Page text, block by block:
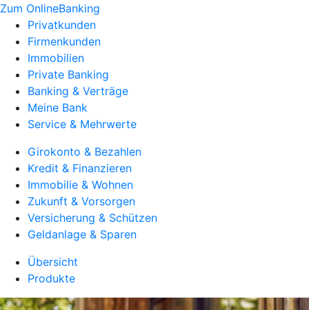
Zum OnlineBanking
Privatkunden
Firmenkunden
Immobilien
Private Banking
Banking & Verträge
Meine Bank
Service & Mehrwerte
Girokonto & Bezahlen
Kredit & Finanzieren
Immobilie & Wohnen
Zukunft & Vorsorgen
Versicherung & Schützen
Geldanlage & Sparen
Übersicht
Produkte